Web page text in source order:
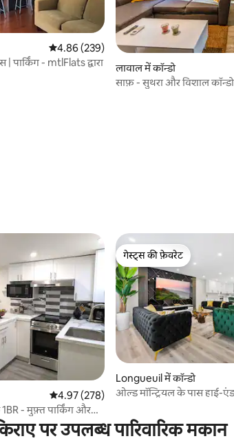
औसत रेटिंग 5 में से 4.86, 239 समीक्षाएँ
4.86 (239)
पार्किंग - mtlFlats द्वारा
लावाल में कॉन्डो
साफ़ - सुथरा और विशाल
औसत रेटिंग 5 में से 4.97, 278 समीक्षाएँ
4.97 (278)
- मुफ़्त पार्किंग और
गेस्ट्स की फ़ेवरेट
गेस्ट्स की फ़ेवरेट
Longueuil में कॉन्डो
ओल्ड मॉन्ट्रियल के पास हाई-
पर उपलब्ध पारिवारिक मकान